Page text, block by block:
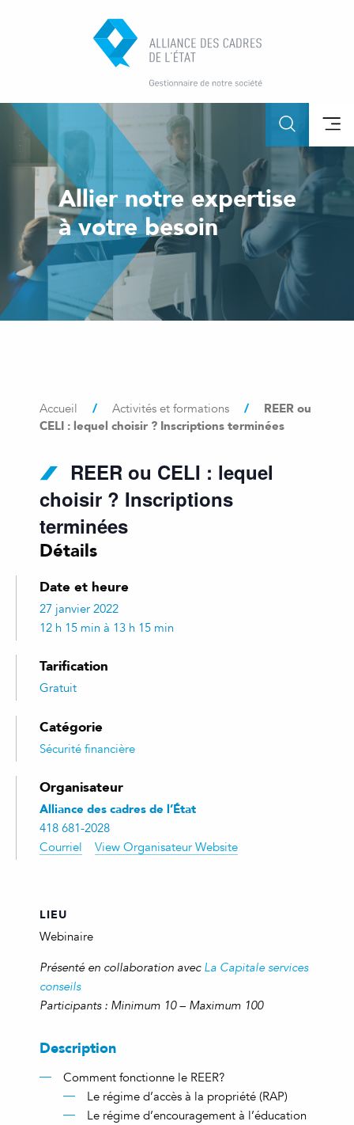
Allier notre expertise
à votre besoin
Accueil / Activités et formations /
REER ou
CELI : lequel choisir ? Inscriptions terminées
REER ou CELI : lequel
choisir ? Inscriptions
terminées
Détails
Date et heure
27 janvier 2022
12 h 15 min à 13 h 15 min
Tarification
Gratuit
Catégorie
Sécurité financière
Organisateur
Alliance des cadres de l’État
418 681-2028
Courriel
View Organisateur Website
LIEU
Webinaire
Présenté en collaboration avec La Capitale services
conseils
Participants : Minimum 10 – Maximum 100
Description
Comment fonctionne le REER?
Le régime d’accès à la propriété (RAP)
Le régime d’encouragement à l’éducation